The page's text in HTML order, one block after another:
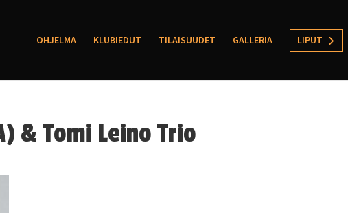
OHJELMA KLUBIEDUT TILAISUUDET GALLERIA LIPUT
& Tomi Leino Trio